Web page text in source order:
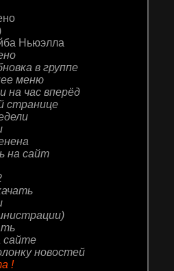
Ньюэлла
в группе
меню
на час вперёд
странице
на сайт
сайте
новостей
!